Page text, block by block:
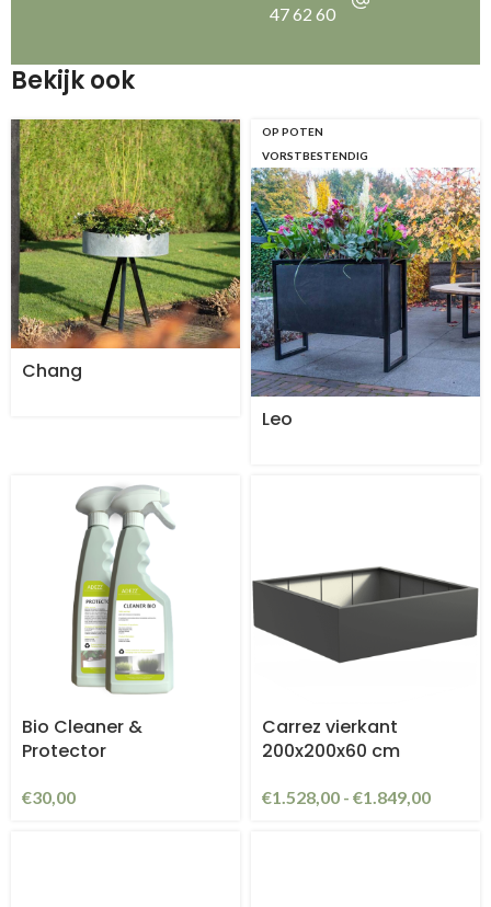
47 62 60
Bekijk ook
Chang
OP POTEN
VORSTBESTENDIG
Leo
Bio Cleaner &
Protector
€30,00
Carrez vierkant
200x200x60 cm
€1.528,00 - €1.849,00